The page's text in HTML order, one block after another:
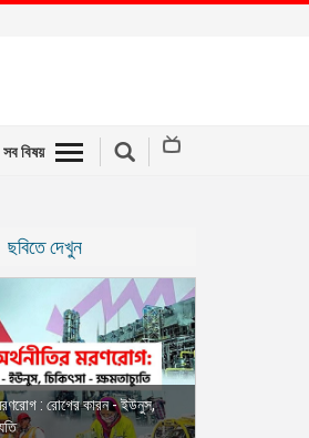
সব বিষয়
ছবিতে দেখুন
: রোগের কারন - ইউনুস,